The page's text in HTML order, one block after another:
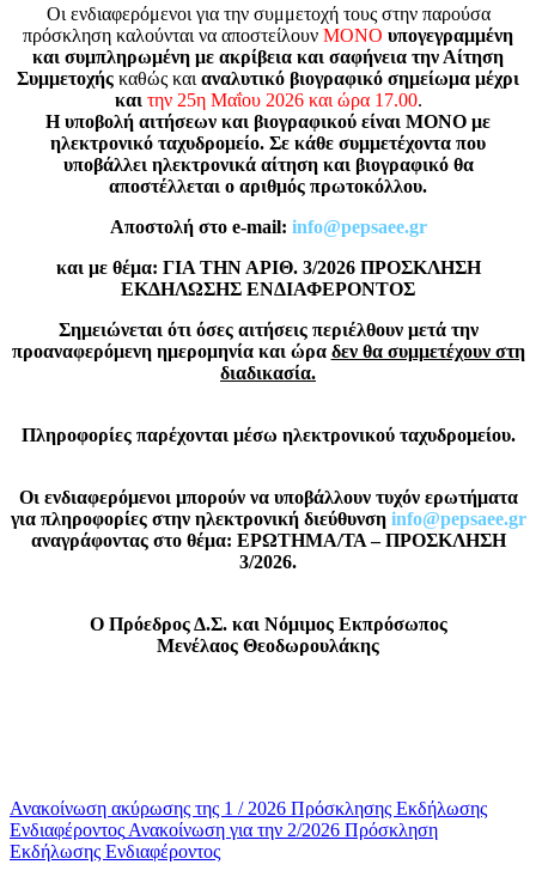
Οι ενδιαφερόμενοι για την συμμετοχή τους στην παρούσα
πρόσκληση καλούνται να αποστείλουν ΜΟΝΟ υπογεγραμμένη
και συμπληρωμένη με ακρίβεια και σαφήνεια την Αίτηση
Συμμετοχής καθώς και αναλυτικό βιογραφικό σημείωμα μέχρι
και την 25η Μαΐου 2026 και ώρα 17.00.
Η υποβολή αιτήσεων και βιογραφικού είναι ΜΟΝΟ με
ηλεκτρονικό ταχυδρομείο. Σε κάθε συμμετέχοντα που
υποβάλλει ηλεκτρονικά αίτηση και βιογραφικό θα
αποστέλλεται ο αριθμός πρωτοκόλλου.
Αποστολή στο e-mail: info@pepsaee.gr
και με θέμα: ΓΙΑ ΤΗΝ ΑΡΙΘ. 3/2026 ΠΡΟΣΚΛΗΣΗ
ΕΚΔΗΛΩΣΗΣ ΕΝΔΙΑΦΕΡΟΝΤΟΣ
Σημειώνεται ότι όσες αιτήσεις περιέλθουν μετά την
προαναφερόμενη ημερομηνία και ώρα δεν θα συμμετέχουν στη
διαδικασία.
Πληροφορίες παρέχονται μέσω ηλεκτρονικού ταχυδρομείου.
Οι ενδιαφερόμενοι μπορούν να υποβάλλουν τυχόν ερωτήματα
για πληροφορίες στην ηλεκτρονική διεύθυνση info@pepsaee.gr
αναγράφοντας στο θέμα: ΕΡΩΤΗΜΑ/ΤΑ – ΠΡΟΣΚΛΗΣΗ
3/2026.
Ο Πρόεδρος Δ.Σ. και Νόμιμος Εκπρόσωπος
Μενέλαος Θεοδωρουλάκης
Ανακοίνωση ακύρωσης της 1 / 2026 Πρόσκλησης Εκδήλωσης
Ενδιαφέροντος Ανακοίνωση για την 2/2026 Πρόσκληση
Εκδήλωσης Ενδιαφέροντος